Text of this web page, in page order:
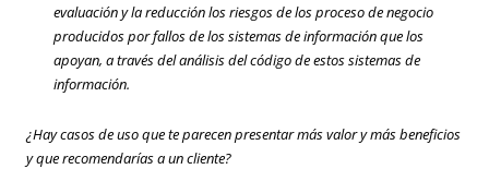
evaluación y la reducción los riesgos de los proceso de negocio
producidos por fallos de los sistemas de información que los
apoyan, a través del análisis del código de estos sistemas de
información.
¿Hay casos de uso que te parecen presentar más valor y más beneficios
y que recomendarías a un cliente?